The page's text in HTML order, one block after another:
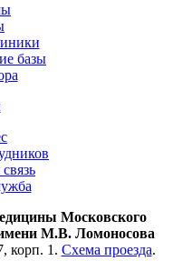
базы
Московского
имени М.В. Ломоносова
корп. 1. Схема проезда.